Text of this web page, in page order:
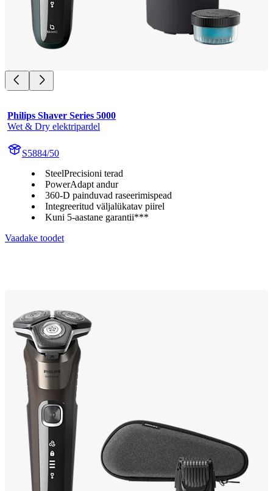
Philips Shaver Series 5000
Wet & Dry elektripardel
S5884/50
SteelPrecisioni terad
PowerAdapt andur
360-D painduvad raseerimispead
Integreeritud väljalükatav piirel
Kuni 5-aastane garantii***
Vaadake toodet